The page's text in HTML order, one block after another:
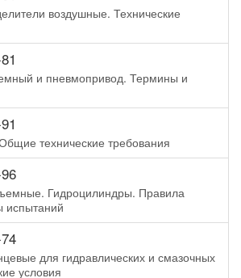
воздушные. Технические
и пневмопривод. Термины и
технические требования
Гидроцилиндры. Правила
испытаний
для гидравлических и смазочных
условия